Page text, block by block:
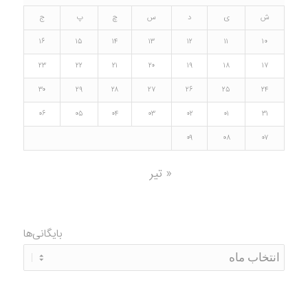
ش ی د س چ پ
ج
۱۰
۱۱ ۱۲ ۱۳ ۱۴ ۱۵
۱۶
۱۷
۱۸ ۱۹ ۲۰ ۲۱ ۲۲
۲۳
۲۴
۲۵ ۲۶ ۲۷ ۲۸ ۲۹
۳۰
۳۱
۰۱ ۰۲ ۰۳ ۰۴ ۰۵
۰۶
۰۷
۰۸ ۰۹
« تیر
بایگانی‌ها